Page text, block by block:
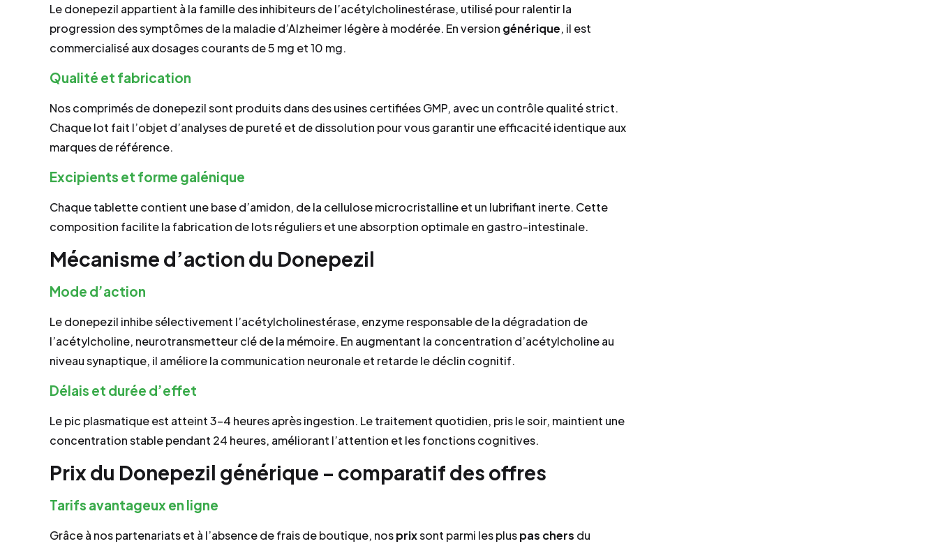
Le donepezil appartient à la famille des inhibiteurs de l’acétylcholinestérase, utilisé pour ralentir la
progression des symptômes de la maladie d’Alzheimer légère à modérée. En version générique, il est
commercialisé aux dosages courants de 5 mg et 10 mg.
Qualité et fabrication
Nos comprimés de donepezil sont produits dans des usines certifiées GMP, avec un contrôle qualité strict.
Chaque lot fait l’objet d’analyses de pureté et de dissolution pour vous garantir une efficacité identique aux
marques de référence.
Excipients et forme galénique
Chaque tablette contient une base d’amidon, de la cellulose microcristalline et un lubrifiant inerte. Cette
composition facilite la fabrication de lots réguliers et une absorption optimale en gastro-intestinale.
Mécanisme d’action du Donepezil
Mode d’action
Le donepezil inhibe sélectivement l’acétylcholinestérase, enzyme responsable de la dégradation de
l’acétylcholine, neurotransmetteur clé de la mémoire. En augmentant la concentration d’acétylcholine au
niveau synaptique, il améliore la communication neuronale et retarde le déclin cognitif.
Délais et durée d’effet
Le pic plasmatique est atteint 3–4 heures après ingestion. Le traitement quotidien, pris le soir, maintient une
concentration stable pendant 24 heures, améliorant l’attention et les fonctions cognitives.
Prix du Donepezil générique – comparatif des offres
Tarifs avantageux en ligne
Grâce à nos partenariats et à l’absence de frais de boutique, nosprixsont parmi les pluspas chers du